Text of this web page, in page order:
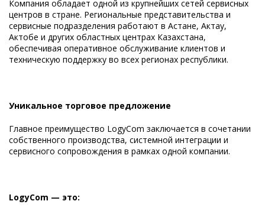
Компания обладает одной из крупнейших сетей сервисных
центров в стране. Региональные представительства и
сервисные подразделения работают в Астане, Актау,
Актобе и других областных центрах Казахстана,
обеспечивая оперативное обслуживание клиентов и
техническую поддержку во всех регионах республики.
Уникальное торговое предложение
Главное преимущество LogyCom заключается в сочетании
собственного производства, системной интеграции и
сервисного сопровождения в рамках одной компании.
LogyCom — это: